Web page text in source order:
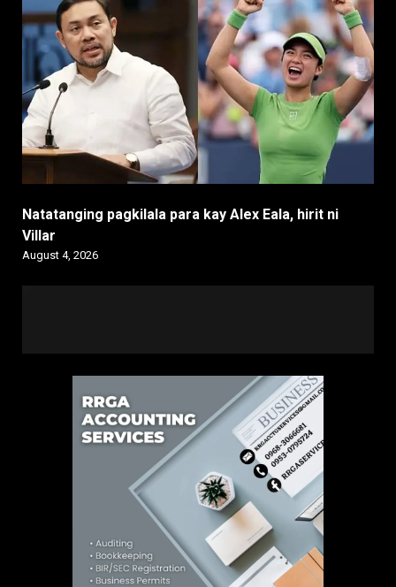
Natatanging pagkilala para kay Alex Eala, hirit ni
Villar
August 4, 2026